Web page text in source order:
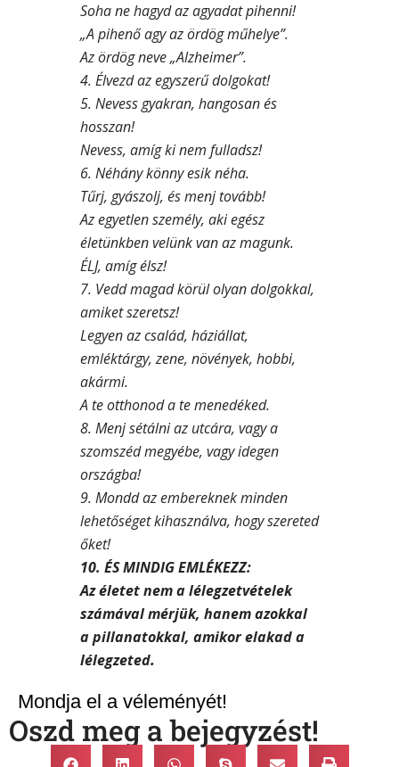
Soha ne hagyd az agyadat pihenni!
„A pihenő agy az ördög műhelye”.
Az ördög neve „Alzheimer”.
4. Élvezd az egyszerű dolgokat!
5. Nevess gyakran, hangosan és
hosszan!
Nevess, amíg ki nem fulladsz!
6. Néhány könny esik néha.
Tűrj, gyászolj, és menj tovább!
Az egyetlen személy, aki egész
életünkben velünk van az magunk.
ÉLJ, amíg élsz!
7. Vedd magad körül olyan dolgokkal,
amiket szeretsz!
Legyen az család, háziállat,
emléktárgy, zene, növények, hobbi,
akármi.
A te otthonod a te menedéked.
8. Menj sétálni az utcára, vagy a
szomszéd megyébe, vagy idegen
országba!
9. Mondd az embereknek minden
lehetőséget kihasználva, hogy szereted
őket!
10. ÉS MINDIG EMLÉKEZZ:
Az életet nem a lélegzetvételek
számával mérjük, hanem azokkal
a pillanatokkal, amikor elakad a
lélegzeted.
Mondja el a véleményét!
Oszd meg a bejegyzést!